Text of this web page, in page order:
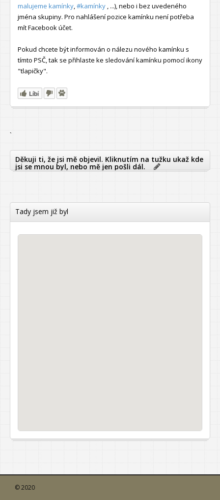
malujeme kamínky #kamínky , ...), nebo i bez uvedeného
jména skupiny. Pro nahlášení pozice kamínku není potřeba
mít Facebook účet.
Pokud chcete být informován o nálezu nového kamínku s
tímto PSČ, tak se přihlaste ke sledování kamínku pomocí ikony
"tlapičky".
Líbí
`
Děkuji ti, že jsi mě objevil. Kliknutím na tužku ukaž kde
jsi se mnou byl, nebo mě jen pošli dál.
Tady jsem již byl
© 2020